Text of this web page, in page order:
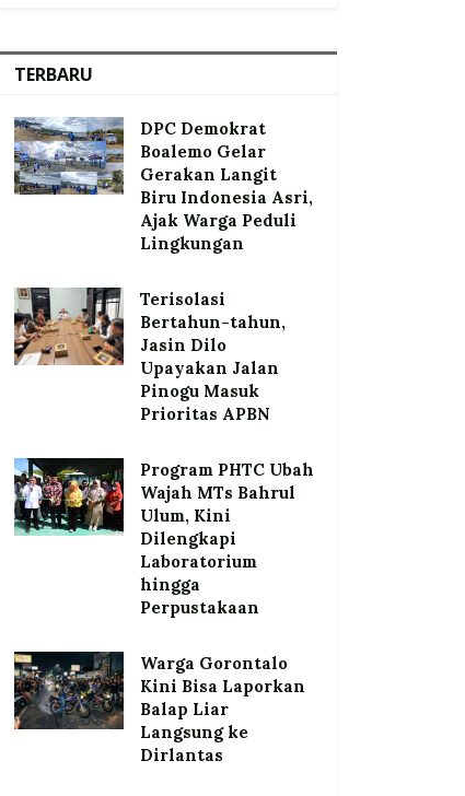
TERBARU
DPC Demokrat
Boalemo Gelar
Gerakan Langit
Biru Indonesia Asri,
Ajak Warga Peduli
Lingkungan
Terisolasi
Bertahun-tahun,
Jasin Dilo
Upayakan Jalan
Pinogu Masuk
Prioritas APBN
Program PHTC Ubah
Wajah MTs Bahrul
Ulum, Kini
Dilengkapi
Laboratorium
hingga
Perpustakaan
Warga Gorontalo
Kini Bisa Laporkan
Balap Liar
Langsung ke
Dirlantas